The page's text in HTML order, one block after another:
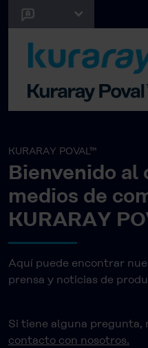
KURARAY POVAL™
Bienvenido al
medios de
KURARAY
Aquí puede encontrar
prensa y noticias de
Si tiene alguna pregunta,
contacto con nosotros.